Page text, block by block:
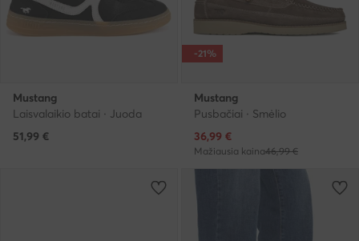
Mustang
Laisvalaikio batai · Juoda
51,99 €
-21%
Mustang
Pusbačiai · Smėlio
Dabartinė kaina
36,99 €
Mažiausia kaina46,99 €